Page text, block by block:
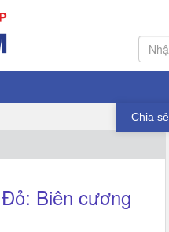
Chia sẻ
Biên cương